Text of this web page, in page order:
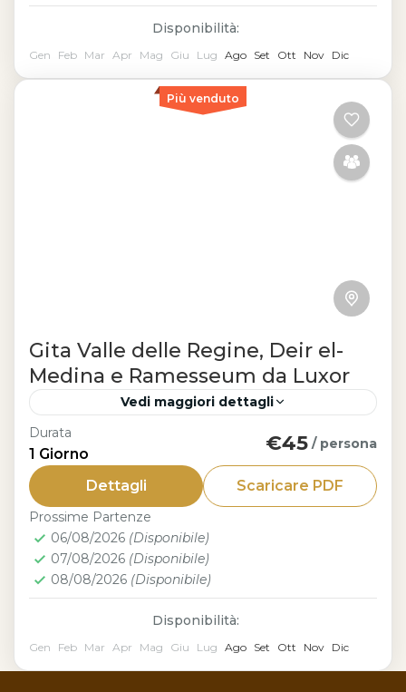
Disponibilità:
Gen Feb Mar Apr Mag Giu Lug Ago Set Ott Nov Dic
Più venduto
Gita Valle delle Regine, Deir el-
Medina e Ramesseum da Luxor
Vedi maggiori dettagli
Luxor
Se cerchi un’esperienza indimenticabile
a Luxor, la Gita Valle delle Regine, Deir
el-Medina e Ramesseum da Luxor è la
scelta perfetta. Questo tour in giornata...
Durata
1 Giorno €45 / persona
Dettagli Scaricare PDF
Prossime Partenze
06/08/2026 (Disponibile)
07/08/2026 (Disponibile)
08/08/2026 (Disponibile)
Disponibilità:
Gen Feb Mar Apr Mag Giu Lug Ago Set Ott Nov Dic